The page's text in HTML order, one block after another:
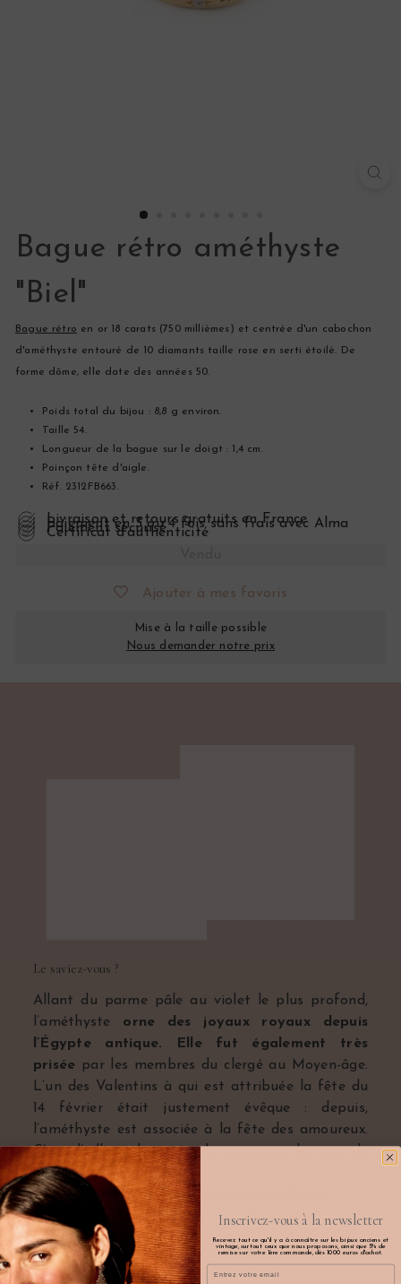
Bague rétro améthyste
"Biel"
Bague rétro en or 18 carats (750 millièmes) et centrée d'un cabochon
d'améthyste entouré de 10 diamants taille rose en serti étoilé. De
forme dôme, elle date des années 50.
Poids total du bijou : 8,8 g environ.
Taille 54.
Longueur de la bague sur le doigt : 1,4 cm.
Poinçon tête d'aigle.
Réf. 2312FB663.
Livraison et retours gratuits en France
Paiement en 3 ou 4 fois sans frais avec Alma
Paiement sécurisé
Certificat d’authenticité
Ajouter à mes favoris
Mise à la taille possible
Nous demander notre prix
Le saviez-vous ?
Allant du parme pâle au violet le plus profond,
l’améthyste orne des joyaux royaux depuis
l’Égypte antique. Elle fut également très
prisée par les membres du clergé au Moyen-âge.
L’un des Valentins à qui est attribuée la fête du
14 février était justement évêque : depuis,
l’améthyste est associée à la fête des amoureux.
C’est d’ailleurs la pierre de naissancedu mois de
février.
Découvrez nos
bijoux anciens en améthyste
Inscrivez-vous à la newsletter
Recevez tout ce qu'il y a à connaître sur les bijoux anciens et
vintage, surtout ceux que nous proposons, ainsi que 5% de
remise sur votre 1ère commande, dès 1000 euros d'achat.
Email